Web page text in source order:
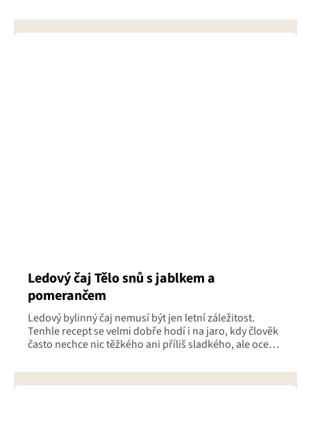
Ledový čaj Tělo snů s jablkem a
pomerančem
Ledový bylinný čaj nemusí být jen letní záležitost.
Tenhle recept se velmi dobře hodí i na jaro, kdy člověk
často nechce nic těžkého ani příliš sladkého, ale ocení